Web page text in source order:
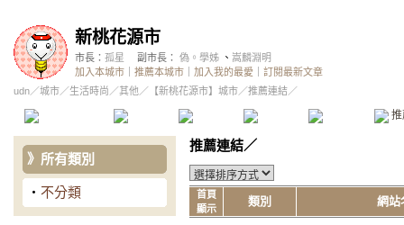
新桃花源市
市長： 孤星 副市長： 偽。學姊 、 嵩麟淵明
加入本城市
推薦本城市 加入我的最愛
訂閱最新文章
udn／城市／生活時尚 ／其他 ／ 【新桃花源市】城市／推薦連結／
精華區 投票區 影像館
》 所有類別
‧ 不分類
推薦連結／
首頁
顯示
類別 網站